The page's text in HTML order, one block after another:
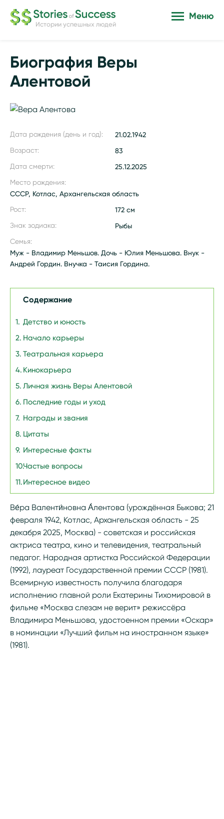
Истории успешных людей
Меню
Биография Веры
Алентовой
Дата рождения (день и год): 21.02.1942
Возраст: 83
Дата смерти: 25.12.2025
Место рождения:
СССР, Котлас, Архангельская область
Рост: 172 см
Знак зодиака: Рыбы
Семья:
Муж - Владимир Меньшов. Дочь - Юлия Меньшова. Внук -
Андрей Гордин. Внучка - Таисия Гордина.
Содержание
Детство и юность
Начало карьеры
Театральная карьера
Кинокарьера
Личная жизнь Веры Алентовой
Последние годы и уход
Награды и звания
Цитаты
Интересные факты
Частые вопросы
Интересное видео
Ве́ра Валенти́новна А́лентова (урождённая Быкова; 21
февраля 1942, Котлас, Архангельская область - 25
декабря 2025, Москва) - советская и российская
актриса театра, кино и телевидения, театральный
педагог. Народная артистка Российской Федерации
(1992), лауреат Государственной премии СССР (1981).
Всемирную известность получила благодаря
исполнению главной роли Екатерины Тихомировой в
фильме «Москва слезам не верит» режиссёра
Владимира Меньшова, удостоенном премии «Оскар»
в номинации «Лучший фильм на иностранном языке»
(1981).